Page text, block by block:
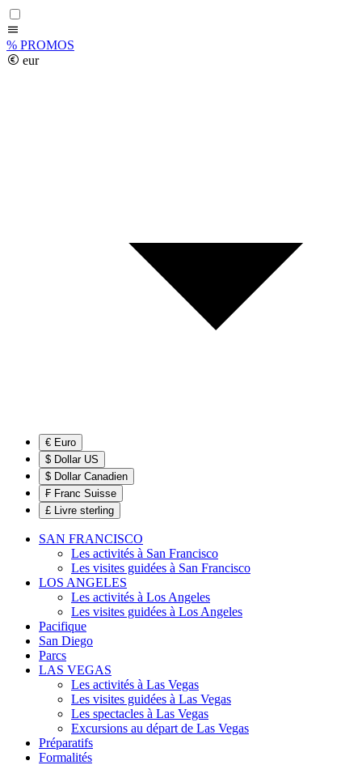
% PROMOS
eur
€ Euro
$ Dollar US
$ Dollar Canadien
₣ Franc Suisse
£ Livre sterling
SAN FRANCISCO
Les activités à San Francisco
Les visites guidées à San Francisco
LOS ANGELES
Les activités à Los Angeles
Les visites guidées à Los Angeles
Pacifique
San Diego
Parcs
LAS VEGAS
Les activités à Las Vegas
Les visites guidées à Las Vegas
Les spectacles à Las Vegas
Excursions au départ de Las Vegas
Préparatifs
Formalités